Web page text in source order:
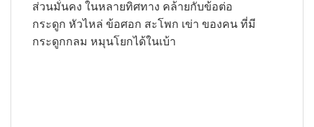
ส่วนมั่นคง ในหลายทิศทาง คล้ายกับข้อต่อ
กระดูก หัวไหล่ ข้อศอก สะโพก เข่า ของคน ที่มี
กระดูกกลม หมุนโยกได้ในเบ้า